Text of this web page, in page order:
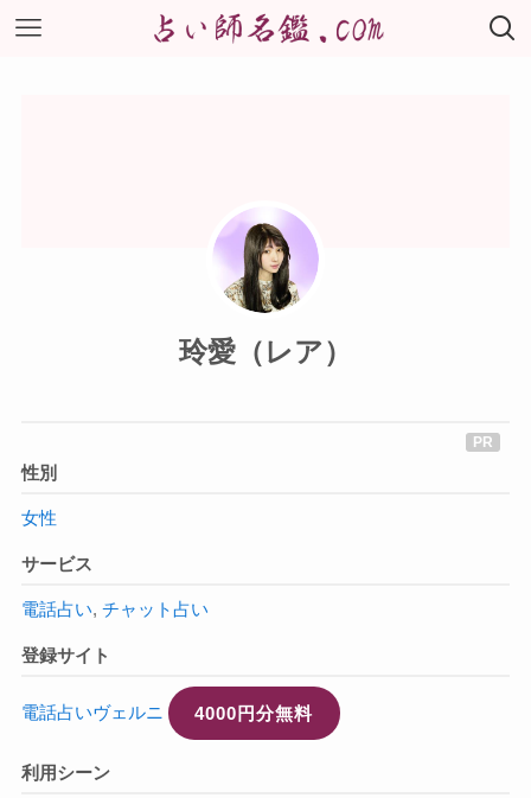
玲愛（レア）
性別
女性
サービス
電話占い, チャット占い
登録サイト
電話占いヴェルニ 4000円分無料
利用シーン